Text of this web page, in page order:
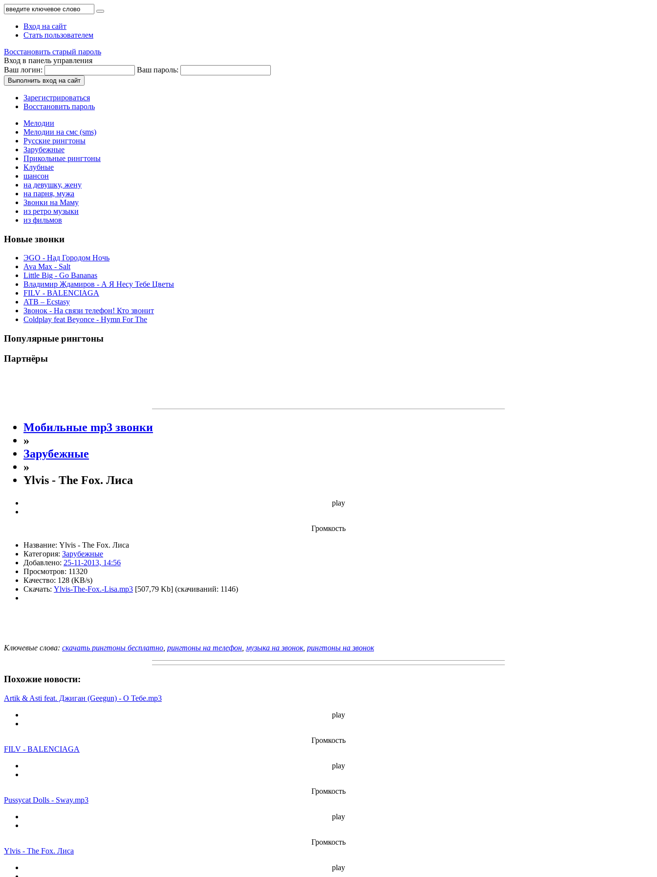
Вход на сайт
Стать пользователем
Восстановить старый пароль
Вход в панель управления
Ваш логин:
Ваш пароль:
Выполнить вход на сайт
Зарегистрироваться
Восстановить пароль
Мелодии
Мелодии на смс (sms)
Русские рингтоны
Зарубежные
Прикольные рингтоны
Клубные
шансон
на девушку, жену
на парня, мужа
Звонки на Маму
из ретро музыки
из фильмов
Новые звонки
ЭGO - Над Городом Ночь
Ava Max - Salt
Little Big - Go Bananas
Владимир Ждамиров - А Я Несу Тебе Цветы
FILV - BALENCIAGA
ATB – Ecstasy
Звонок - На связи телефон! Кто звонит
Coldplay feat Beyonce - Hymn For The
Популярные рингтоны
Партнёры
Мобильные mp3 звонки
»
Зарубежные
»
Ylvis - The Fox. Лиса
play
Громкость
Название: Ylvis - The Fox. Лиса
Категория: Зарубежные
Добавлено: 25-11-2013, 14:56
Просмотров: 11320
Качество: 128 (KB/s)
Скачать: Ylvis-The-Fox.-Lisa.mp3 [507,79 Kb] (cкачиваний: 1146)
Ключевые слова: скачать рингтоны бесплатно рингтоны нa телефон музыка на звонок, рингтоны на звонок
Похожие новости:
Artik & Asti feat. Джиган (Geegun) - О Тебе.mp3
play
Громкость
FILV - BALENCIAGA
play
Громкость
Pussycat Dolls - Sway.mp3
play
Громкость
Ylvis - The Fox. Лиса
play